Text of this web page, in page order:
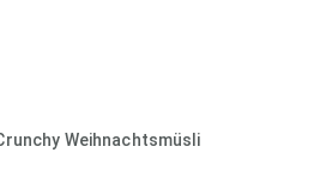
Weihnachtsmüsli